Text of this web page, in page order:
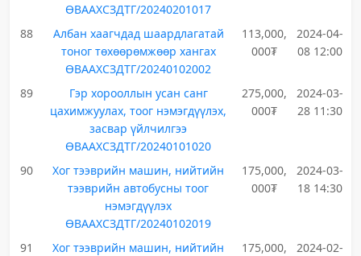
ӨВААХСЗДТГ/20240201017
88
Албан хаагчдад шаардлагатай
тоног төхөөрөмжөөр хангах
ӨВААХСЗДТГ/20240102002
113,000,
000₮
2024-04-
08 12:00
89
Гэр хорооллын усан санг
цахимжуулах, тоог нэмэгдүүлэх,
засвар үйлчилгээ
ӨВААХСЗДТГ/20240101020
275,000,
000₮
2024-03-
28 11:30
90
Хог тээврийн машин, нийтийн
тээврийн автобусны тоог
нэмэгдүүлэх
ӨВААХСЗДТГ/20240102019
175,000,
000₮
2024-03-
18 14:30
91
Хог тээврийн машин, нийтийн
175,000,
2024-02-